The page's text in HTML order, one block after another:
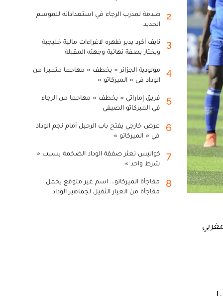
2
صدمة لمدرب الرجاء في استعداداته للموسم
الجديد
3
نايف أكرد يدير ظهره لاغراءات مالية خليجية
ويختار بصفة نهائية وجهته المقبلة
4
مولودية الجزائر « يخطف » مهاجما متميزا من
الوداد في « الميركاتو »
5
فريق إماراتي « يخطف » مهاجما من الرجاء
في الميركاتو الصيفي
6
عرض خارجي يفتح باب الرحيل أمام نجم الوداد
في « الميركاتو »
7
كواليس تعثر صفقة الوداد الضخمة بسبب «
شرط واحد »
8
مفاجأة الميركاتو... اسم غير متوقع يحمل
مفاجأة من العيار الثقيل لجماهير الوداد